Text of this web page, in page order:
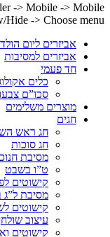
-> Mobile -> Mobile
Hide -> Choose menu
אביזרים ליום
אביזרים למסיבות
חד פעמי
כלים
סכו”ם
מוצרים משלימים
חגים
חג ראש
חג סוכות
מסיבת
ט”ו בשבט
קישוטים
מסיבת ל”ג
קישוטים
עיצוב
קישוטים